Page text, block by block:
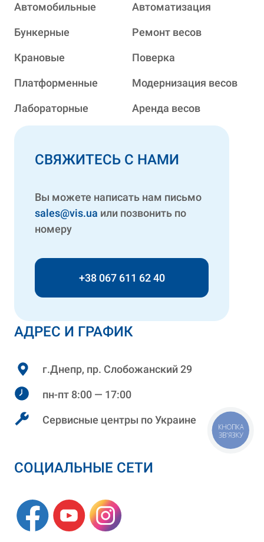
АДРЕС И ГРАФИК
г.Днепр, пр. Слобожанский 29
пн-пт 8:00 — 17:00
Сервисные центры по Украине
СОЦИАЛЬНЫЕ СЕТИ
Автомобильные
Бункерные
Крановые
Платформенные
Лабораторные
Автоматизация
Ремонт весов
Поверка
Модернизация весов
Аренда весов
СВЯЖИТЕСЬ С НАМИ
Вы можете написать нам письмо
sales@vis.ua или позвонить по
номеру
+38 067 611 62 40
КНОПКА
ЗВ'ЯЗКУ